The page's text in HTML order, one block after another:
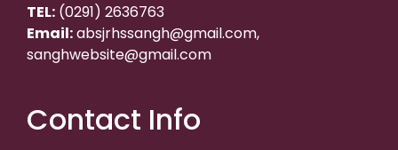
TEL: (0291) 2636763
Email:absjrhssangh@gmail.com,
sanghwebsite@gmail.com
Contact Info